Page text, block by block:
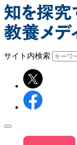
サイト内検索